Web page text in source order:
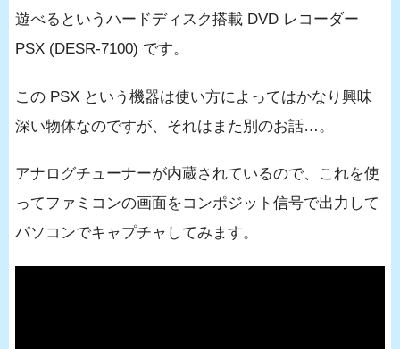
遊べるというハードディスク搭載 DVD レコーダー
PSX (DESR-7100) です。
この PSX という機器は使い方によってはかなり興味
深い物体なのですが、それはまた別のお話…。
アナログチューナーが内蔵されているので、これを使
ってファミコンの画面をコンポジット信号で出力して
パソコンでキャプチャしてみます。